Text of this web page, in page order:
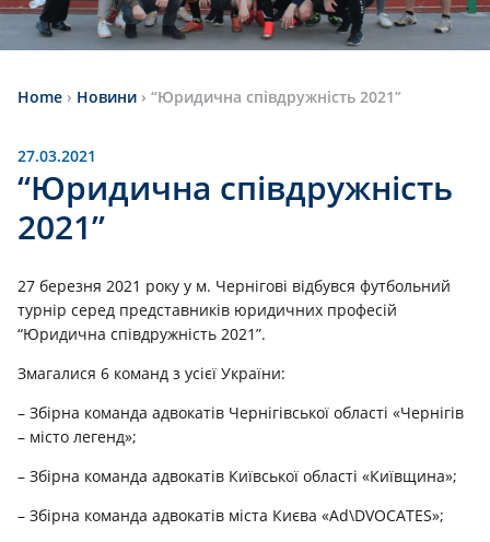
Home › Новини › “Юридична співдружність 2021”
27.03.2021
“Юридична співдружність
2021”
27 березня 2021 року у м. Чернігові відбувся футбольний
турнір серед представників юридичних професій
“Юридична співдружність 2021”.
Змагалися 6 команд з усієї України:
– Збірна команда адвокатів Чернігівської області «Чернігів
– місто легенд»;
– Збірна команда адвокатів Київської області «Київщина»;
– Збірна команда адвокатів міста Києва «Ad\DVOCATES»;